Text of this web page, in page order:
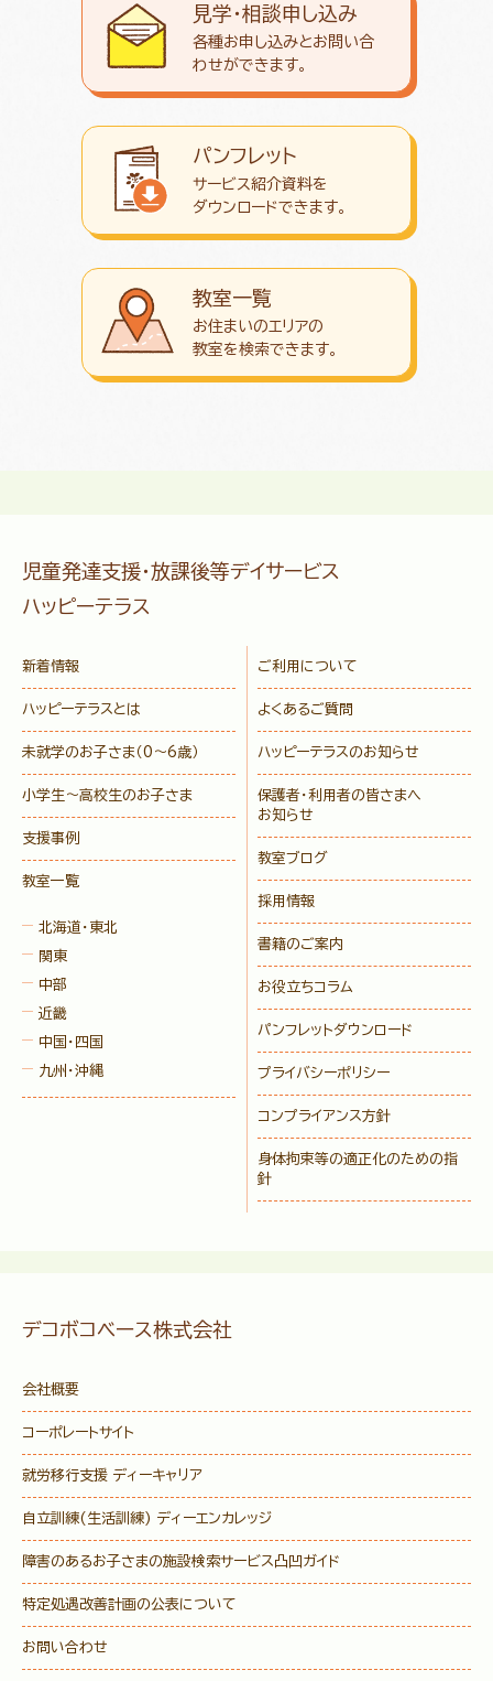
教室一覧
お住まいのエリアの
教室を検索できます。
パンフレット
サービス紹介資料を
ダウンロードできます。
見学・相談申し込み
各種お申し込みとお問い合
わせができます。
児童発達支援・放課後等デイサービス
ハッピーテラス
新着情報
ハッピーテラスとは
未就学のお子さま （0〜6歳）
小学生〜高校生のお子さま
支援事例
教室一覧
北海道・東北
関東
中部
近畿
中国・四国
九州・沖縄
ご利用について
よくあるご質問
ハッピーテラスのお知らせ
保護者・利用者の皆さまへ
お知らせ
教室ブログ
採用情報
書籍のご案内
お役立ちコラム
パンフレットダウンロード
プライバシーポリシー
コンプライアンス方針
身体拘束等の適正化のための指
針
デコボコベース株式会社
会社概要
コーポレートサイト
就労移行支援 ディーキャリア
自立訓練(生活訓練) ディーエンカレッジ
障害のあるお子さまの施設検索サービス凸凹ガイド
特定処遇改善計画の公表について
お問い合わせ